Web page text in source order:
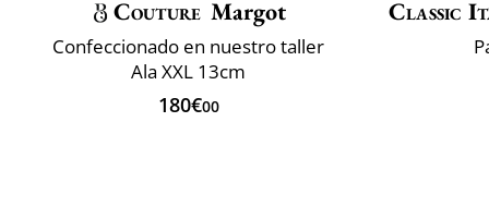
Couture Margot
Confeccionado en nuestro taller
Ala XXL 13cm
180€00
Classic